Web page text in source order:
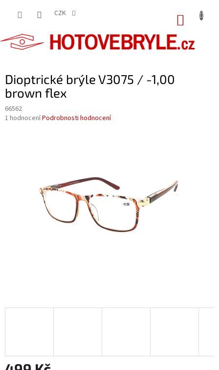
CZK
Dioptrické brýle V3075 / -1,00
brown flex
66562
Průměrné
1 hodnoceníPodrobnosti hodnocení